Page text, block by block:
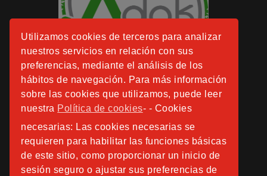
Utilizamos cookies de terceros para analizar
nuestros servicios en relación con sus
preferencias, mediante el análisis de los
hábitos de navegación. Para más información
sobre las cookies que utilizamos, puede leer
nuestra Política de cookies- - Cookies
necesarias: Las cookies necesarias se
requieren para habilitar las funciones básicas
de este sitio, como proporcionar un inicio de
sesión seguro o ajustar sus preferencias de